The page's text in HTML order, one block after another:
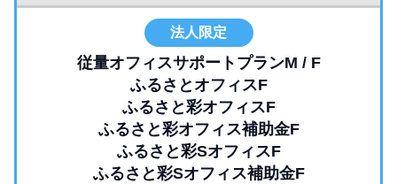
従量オフィスサポートプランM / F
ふるさとオフィスF
ふるさと彩オフィスF
ふるさと彩オフィス補助金F
ふるさと彩SオフィスF
ふるさと彩Sオフィス補助金F
法人限定